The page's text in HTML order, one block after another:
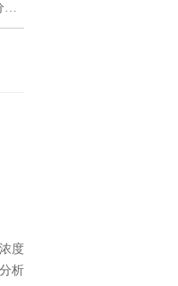
度
析